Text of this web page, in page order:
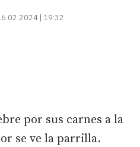
| 19:32
por sus carnes a la
se ve la parrilla.